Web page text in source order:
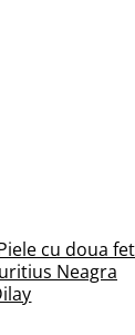
cu doua
Neagra